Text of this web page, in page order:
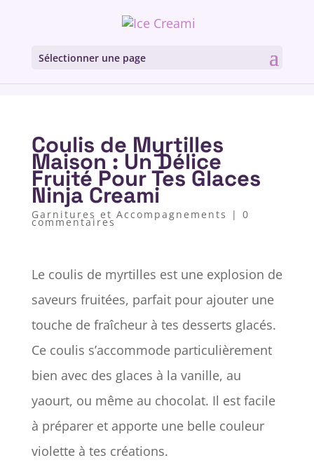
Sélectionner une page
Coulis de Myrtilles
Maison : Un Délice
Fruité Pour Tes Glaces
Ninja Creami
Garnitures et Accompagnements | 0
commentaires
Le coulis de myrtilles est une explosion de
saveurs fruitées, parfait pour ajouter une
touche de fraîcheur à tes desserts glacés.
Ce coulis s’accommode particulièrement
bien avec des glaces à la vanille, au
yaourt, ou même au chocolat. Il est facile
à préparer et apporte une belle couleur
violette à tes créations.